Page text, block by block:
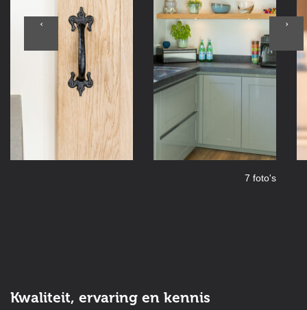
7 foto's
Kwaliteit, ervaring en kennis